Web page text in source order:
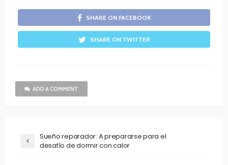
SHARE ON FACEBOOK
SHARE ON TWITTER
ADD A COMMENT
Sueño reparador: A prepararse para el
desafío de dormir con calor